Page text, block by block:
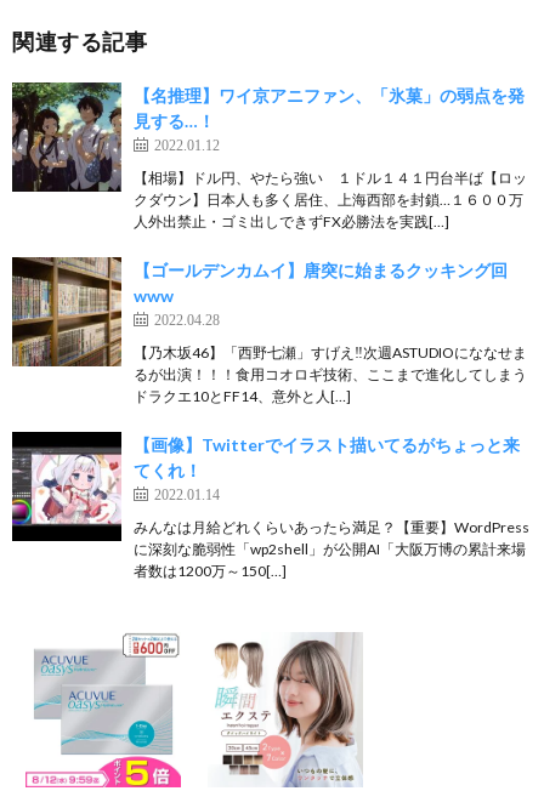
関連する記事
【名推理】ワイ京アニファン、「氷菓」の弱点を発
見する…！
2022.01.12
【相場】ドル円、やたら強い １ドル１４１円台半ば【ロッ
クダウン】日本人も多く居住、上海西部を封鎖…１６００万
人外出禁止・ゴミ出しできずFX必勝法を実践[…]
【ゴールデンカムイ】唐突に始まるクッキング回
www
2022.04.28
【乃木坂46】「西野七瀬」すげえ‼︎次週ASTUDIOにななせま
るが出演！！！食用コオロギ技術、ここまで進化してしまう
ドラクエ10とFF14、意外と人[…]
【画像】Twitterでイラスト描いてるがちょっと来
てくれ！
2022.01.14
みんなは月給どれくらいあったら満足？【重要】WordPress
に深刻な脆弱性「wp2shell」が公開AI「大阪万博の累計来場
者数は1200万～150[…]